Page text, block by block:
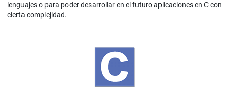
lenguajes o para poder desarrollar en el futuro aplicaciones en C con
cierta complejidad.